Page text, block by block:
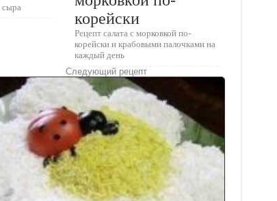
сыра
корейски
Рецепт салата с морковкой по-
корейски и крабовыми палочками на
каждый день
Следующий рецепт